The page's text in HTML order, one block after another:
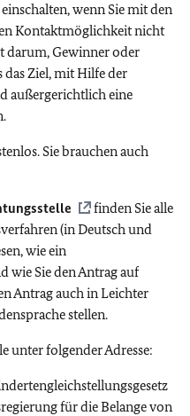
wenn Sie mit den
Kontaktmöglichkeit nicht
darum, Gewinner oder
das Ziel, mit Hilfe der
außergerichtlich eine
Sie brauchen auch
finden Sie alle
(in Deutsch und
wie ein
wie Sie den Antrag auf
Antrag auch in Leichter
stellen.
unter folgender Adresse:
für die Belange von